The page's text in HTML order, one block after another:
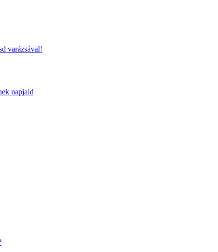
varázsával!
napjaid